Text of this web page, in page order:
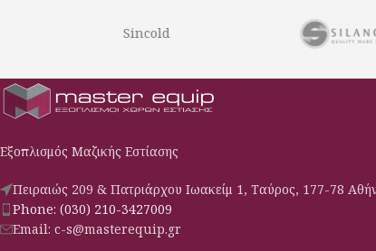
Εξοπλισμός Μαζικής Εστίασης
Πειραιώς 209 & Πατριάρχου Ιωακείμ 1, Ταύρος, 177-78
Phone: (030) 210-3427009
Email: c-s@masterequip.gr